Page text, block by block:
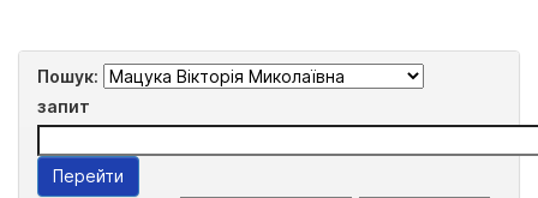
Пошук:
запит